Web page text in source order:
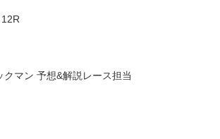
クマン 予想&解説レース担当